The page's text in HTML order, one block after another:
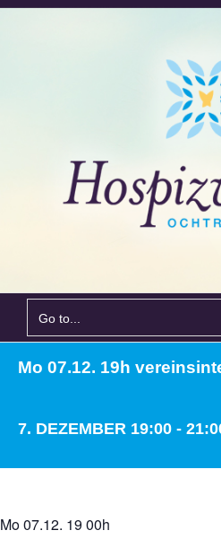
Go to...
Mo 07.12. 19h
7. DEZEMBER 19:00 -
Mo 07.12. 19 00h